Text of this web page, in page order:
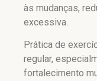
às mudanças,
excessiva.
Prática de
regular,
fortalecimento